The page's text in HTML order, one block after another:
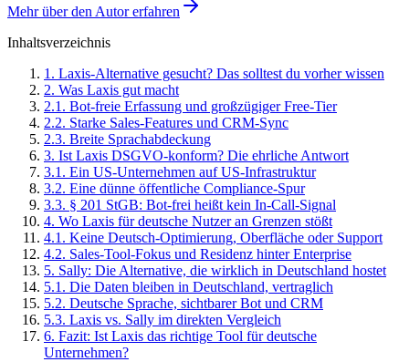
Mehr über den Autor erfahren
Inhaltsverzeichnis
1 . Laxis-Alternative gesucht? Das solltest du vorher wissen
2. Was Laxis gut macht
2.1 . Bot-freie Erfassung und großzügiger Free-Tier
2.2. Starke Sales-Features und CRM-Sync
2.3. Breite Sprachabdeckung
3. Ist Laxis DSGVO-konform? Die ehrliche Antwort
3.1 . Ein US-Unternehmen auf US-Infrastruktur
3.2. Eine dünne öffentliche Compliance-Spur
3.3. § 201 StGB: Bot-frei heißt kein In-Call-Signal
4. Wo Laxis für deutsche Nutzer an Grenzen stößt
4.1 . Keine Deutsch-Optimierung, Oberfläche oder Support
4.2. Sales-Tool-Fokus und Residenz hinter Enterprise
5. Sally: Die Alternative, die wirklich in Deutschland hostet
5.1 . Die Daten bleiben in Deutschland, vertraglich
5.2. Deutsche Sprache, sichtbarer Bot und CRM
5.3. Laxis vs. Sally im direkten Vergleich
6. Fazit: Ist Laxis das richtige Tool für deutsche
Unternehmen?